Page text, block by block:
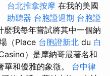
台北推拿按摩 在我的美國
助聽器 台胞證過期 台胞證
麼我每年嘗試將其中一個納
（Place 台胞證新北 du 白
）是摩納哥最著名和
和優雅的象徵。 台中律